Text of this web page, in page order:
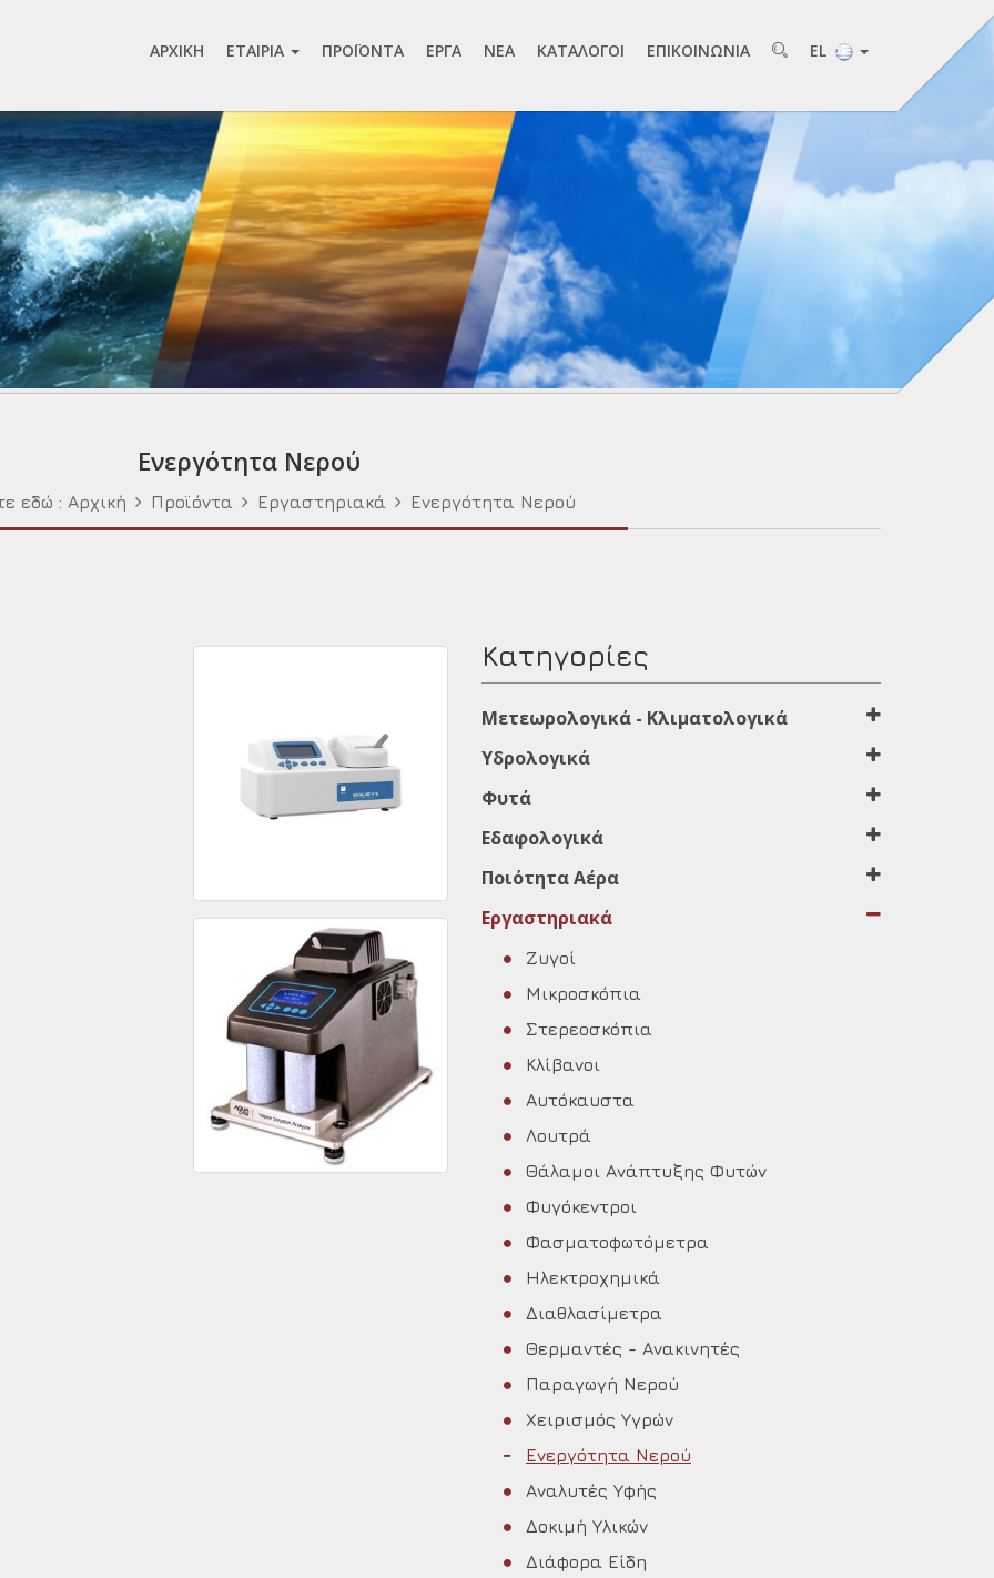
AΡΧΙΚΗ ΕΤAΙΡΙA ΠΡΟΪΟΝΤA ΕΡΓA NEA ΚAΤAΛΟΓΟΙ ΕΠΙΚΟΙΝΩΝΙA EL
Ενεργότητα Νερού
εδώ : Αρχική Προϊόντα Εργαστηριακά Ενεργότητα Νερού
Κατηγορίες
Μετεωρολογικά - Κλιματολογικά
Υδρολογικά
Φυτά
Εδαφολογικά
Ποιότητα Αέρα
Εργαστηριακά
Ζυγοί
Μικροσκόπια
Στερεοσκόπια
Κλίβανοι
Αυτόκαυστα
Λουτρά
Θάλαμοι Ανάπτυξης Φυτών
Φυγόκεντροι
Φασματοφωτόμετρα
Ηλεκτροχημικά
Διαθλασίμετρα
Θερμαντές - Ανακινητές
Παραγωγή Nερού
Χειρισμός Υγρών
Ενεργότητα Νερού
Αναλυτές Υφής
Δοκιμή Υλικών
Διάφορα Είδη